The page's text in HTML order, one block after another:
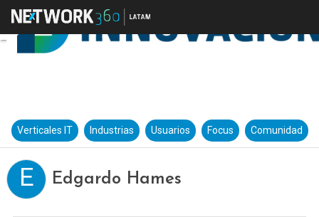
Verticales IT Industrias Usuarios Focus Comunidad
E Edgardo Hames